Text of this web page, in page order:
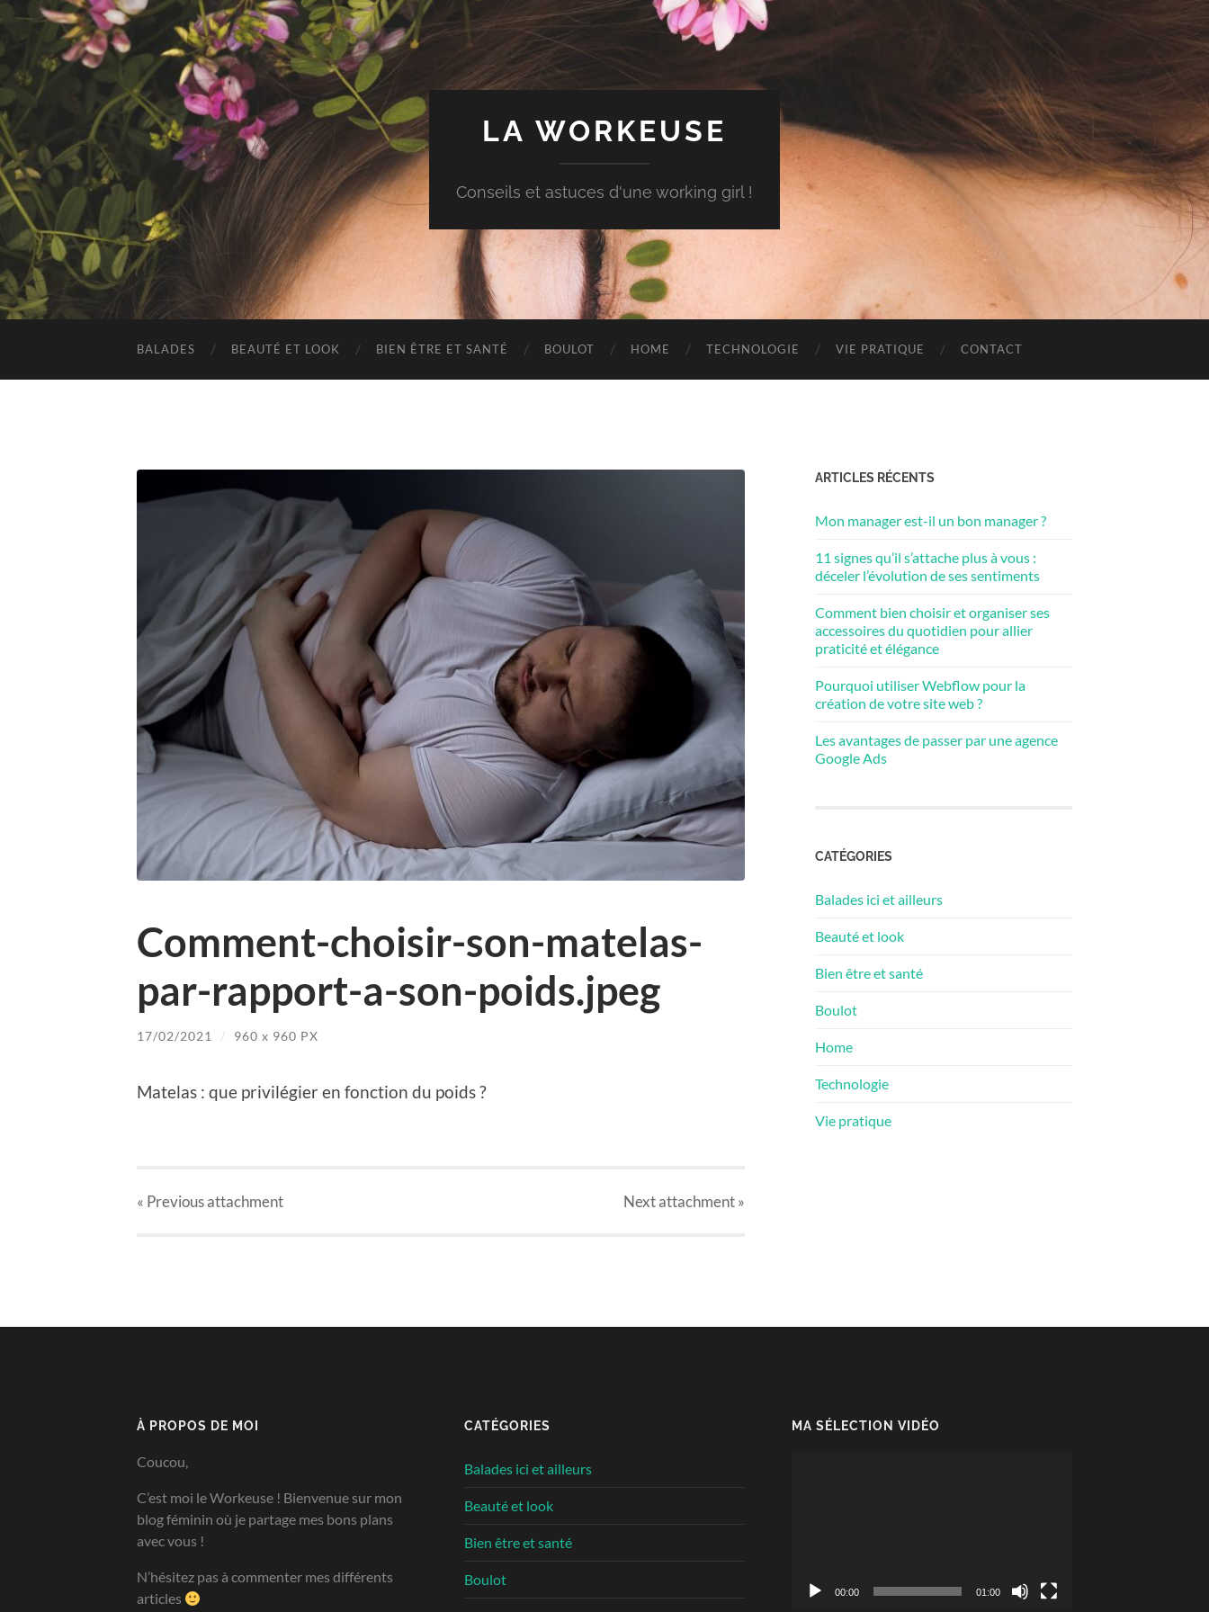
LA WORKEUSE
Conseils et astuces d'une working girl !
BALADES BEAUTÉ ET LOOK BIEN ÊTRE ET SANTÉ BOULOT HOME TECHNOLOGIE VIE PRATIQUE CONTACT
Comment-choisir-son-matelas-
par-rapport-a-son-poids.jpeg
17/02/2021 / 960 x 960 PX
Matelas : que privilégier en fonction du poids ?
« Previousattachment Nextattachment»
ARTICLES RÉCENTS
Mon manager est-il un bon manager ?
11 signes qu’il s’attache plus à vous :
déceler l’évolution de ses sentiments
Comment bien choisir et organiser ses
accessoires du quotidien pour allier
praticité et élégance
Pourquoi utiliser Webflow pour la
création de votre site web ?
Les avantages de passer par une agence
Google Ads
CATÉGORIES
Balades ici et ailleurs
Beauté et look
Bien être et santé
Boulot
Home
Technologie
Vie pratique
À PROPOS DE MOI
Coucou,
C’est moi le Workeuse ! Bienvenue sur mon
blog féminin où je partage mes bons plans
avec vous !
N’hésitez pas à commenter mes différents
articles
CATÉGORIES
Balades ici et ailleurs
Beauté et look
Bien être et santé
Boulot
MA SÉLECTION VIDÉO
00:00 01:00